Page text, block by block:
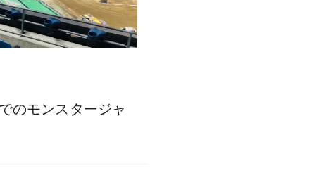
のモンスタージャ